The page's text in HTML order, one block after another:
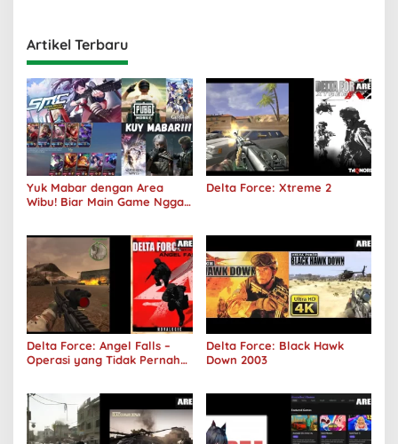
Artikel Terbaru
Yuk Mabar dengan Area
Wibu! Biar Main Game Nggak
Delta Force: Xtreme 2
Delta Force: Angel Falls –
Operasi yang Tidak Pernah
Delta Force: Black Hawk
Down 2003